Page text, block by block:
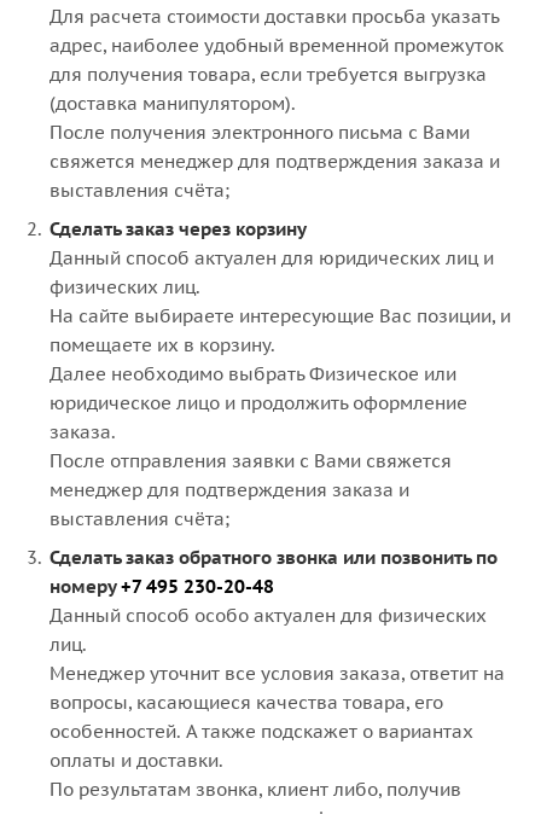
Для расчета стоимости доставки просьба указать
адрес, наиболее удобный временной промежуток
для получения товара, если требуется выгрузка
(доставка манипулятором).
После получения электронного письма с Вами
свяжется менеджер для подтверждения заказа и
выставления счёта;
Сделать заказ через корзину
Данный способ актуален для юридических лиц и
физических лиц.
На сайте выбираете интересующие Вас позиции, и
помещаете их в корзину.
Далее необходимо выбрать Физическое или
юридическое лицо и продолжить оформление
заказа.
После отправления заявки с Вами свяжется
менеджер для подтверждения заказа и
выставления счёта;
Сделать заказ обратного звонка или позвонить по
номеру+7 495 230-20-48
Данный способ особо актуален для физических
лиц.
Менеджер уточнит все условия заказа, ответит на
вопросы, касающиеся качества товара, его
особенностей. А также подскажет о вариантах
оплаты и доставки.
По результатам звонка, клиент либо, получив